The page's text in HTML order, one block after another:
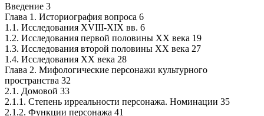
Введение 3
Глава 1. Историография вопроса 6
1.1. Исследования XVIII-XIX вв. 6
1.2. Исследования первой половины XX века 19
1.3. Исследования второй половины XX века 27
1.4. Исследования XX века 28
Глава 2. Мифологические персонажи культурного
пространства 32
2.1. Домовой 33
2.1.1. Степень ирреальности персонажа. Номинации 35
2.1.2. Функции персонажа 41